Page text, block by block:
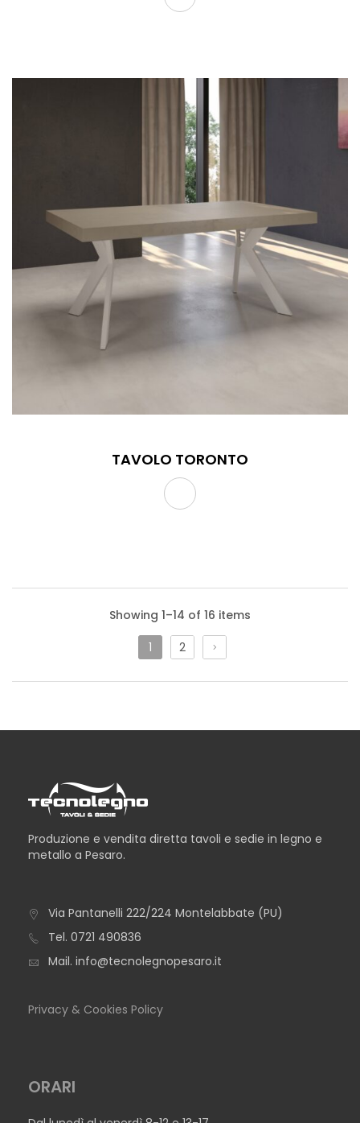
TAVOLO TORONTO
Showing 1–14 of 16 items
1
2
Produzione e vendita diretta tavoli e sedie in legno e
metallo a Pesaro.
Via Pantanelli 222/224 Montelabbate (PU)
Tel. 0721 490836
Mail. info@tecnolegnopesaro.it
Privacy & Cookies Policy
ORARI